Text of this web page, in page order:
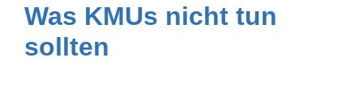
Was KMUs nicht tun
sollten